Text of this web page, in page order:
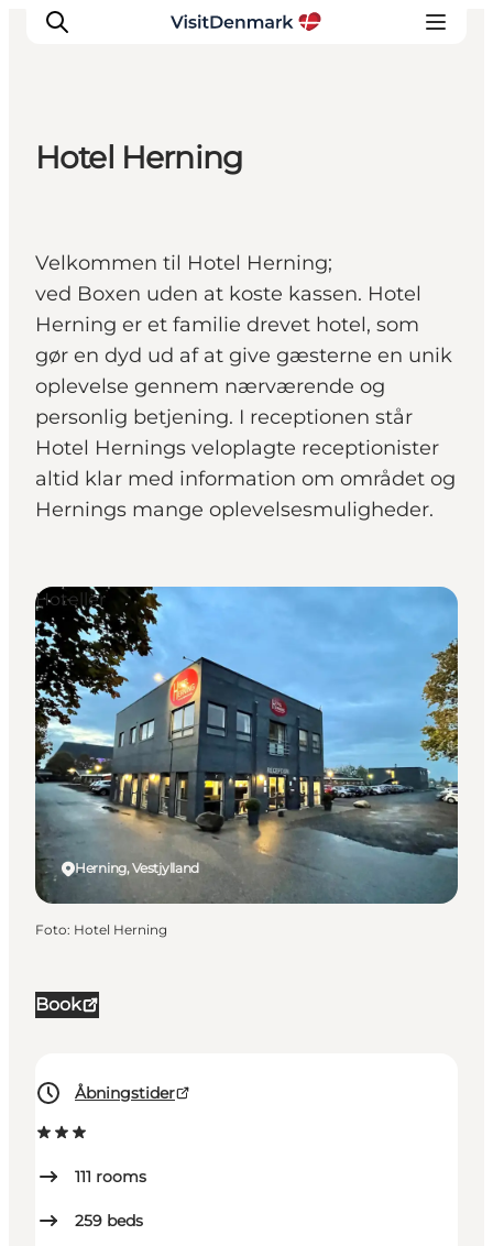
Oplevelser
Overnatning
Planlæg ferien
Hotel Herning
Velkommen til Hotel Herning;
ved Boxen uden at koste kassen. Hotel
Herning er et familie drevet hotel, som
gør en dyd ud af at give gæsterne en unik
oplevelse gennem nærværende og
personlig betjening. I receptionen står
Hotel Hernings veloplagte receptionister
altid klar med information om området og
Hernings mange oplevelsesmuligheder.
Book
Åbningstider
111 rooms
259 beds
Herning, Vestjylland
Hoteller
Foto: Hotel Herning